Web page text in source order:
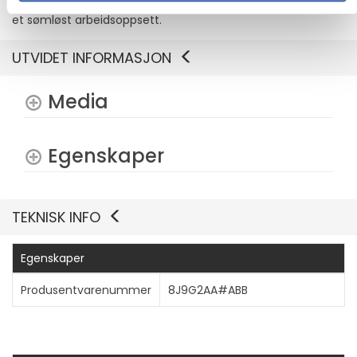
Gpbs og lader enheter opptil 100 W med én enkelt kabel for
et sømløst arbeidsoppsett.
UTVIDET INFORMASJON
Media
Egenskaper
TEKNISK INFO
Egenskaper
Produsentvarenummer
8J9G2AA#ABB